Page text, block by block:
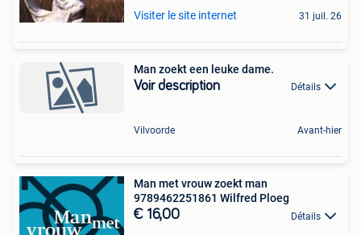
Visiter le site internet 31 juil. 26
Man zoekt een leuke dame.
Voir description Détails
Vilvoorde Avant-hier
Man met vrouw zoekt man
9789462251861 Wilfred Ploeg
€ 16,00 Détails